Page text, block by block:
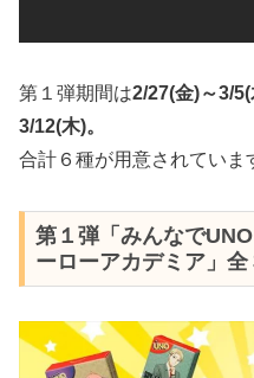
第１弾期間は2/27(金)～3/
3/12(木)。
合計６種が用意されていま
第１弾「みんなで
ーローアカデミア」全